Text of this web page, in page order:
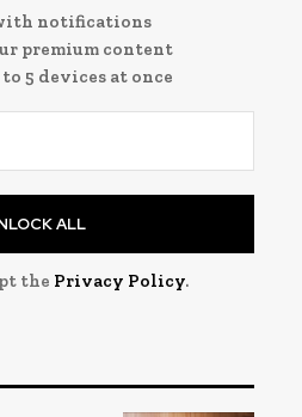
notifications
premium content
5 devices at once
ALL
the Privacy Policy.